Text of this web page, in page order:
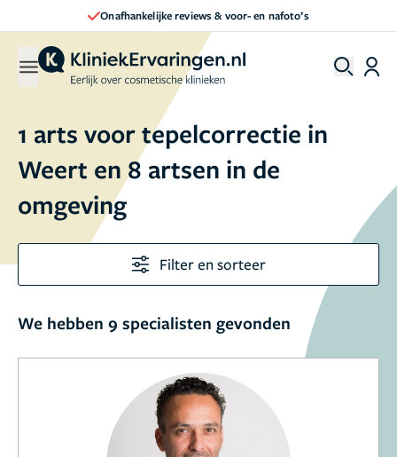
Onafhankelijke reviews & voor- en nafoto’s
1 arts voor tepelcorrectie in
Weert en 8 artsen in de
omgeving
Filter en sorteer
We hebben 9 specialisten gevonden